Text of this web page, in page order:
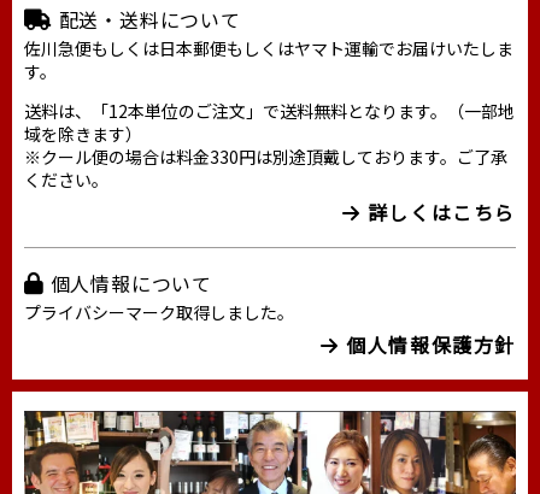
配送・送料について
佐川急便もしくは日本郵便もしくはヤマト運輸でお届けいたしま
す。
送料は、「12本単位のご注文」で送料無料となります。（一部地
域を除きます）
※クール便の場合は料金330円は別途頂戴しております。ご了承
ください。
詳しくはこちら
個人情報について
プライバシーマーク取得しました。
個人情報保護方針